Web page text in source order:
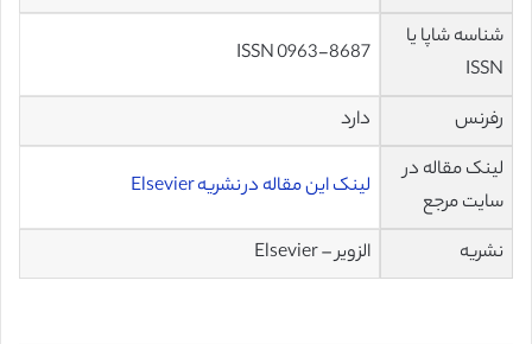
شناسه شاپا یا
ISSN
ISSN 0963-8687
رفرنس
دارد
لینک مقاله در
سایت مرجع
لینک این مقاله در نشریه Elsevier
نشریه الزویر – Elsevier